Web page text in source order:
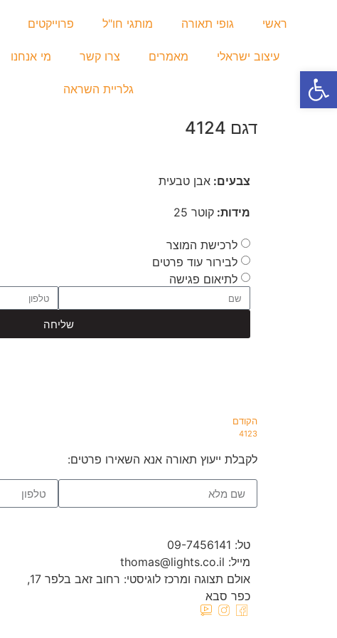
ראשי גופי תאורה מותגי חו"ל פרוייקטים
עיצוב ישראלי מאמרים צרו קשר מי אנחנו
גלריית השראה
דגם 4124
צבעים: אבן טבעית
מידות: קוטר 25
לרכישת המוצר
לבירור עוד פרטים
לתיאום פגישה
שליחה
הקודם
4123
לקבלת ייעוץ תאורה אנא השאירו פרטים:
טל: 09-7456141
מייל: thomas@lights.co.il‬
אולם תצוגה ומרכז לוגיסטי: רחוב זאב בלפר 17,
כפר סבא
פתח סרגל נגישות